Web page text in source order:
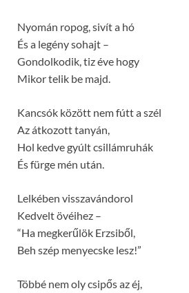
Nyomán ropog, sivít a hó
És a legény sohajt –
Gondolkodik, tiz éve hogy
Mikor telik be majd.
Kancsók között nem fútt a szél
Az átkozott tanyán,
Hol kedve gyúlt csillámruhák
És fürge mén után.
Lelkében visszavándorol
Kedvelt övéihez –
“Ha megkerűlök Erzsiből,
Beh szép menyecske lesz!”
Többé nem oly csipős az éj,